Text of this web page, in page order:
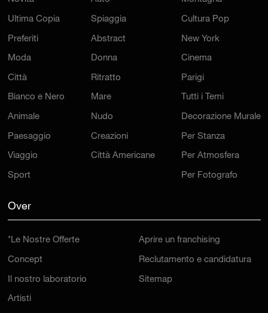
Ultima Copia
Preferiti
Moda
Città
Bianco e Nero
Animale
Paesaggio
Viaggio
Sport
Spiaggia
Abstract
Donna
Ritratto
Mare
Nudo
Creazioni
Città Americane
Cultura Pop
New York
Cinema
Parigi
Tutti i Temi
Decorazione Murale
Per Stanza
Per Atmosfera
Per Fotografo
Concept
Il nostro laboratorio
Artisti
Le nostre gallerie
Reclutamento e candidatura
Sitemap